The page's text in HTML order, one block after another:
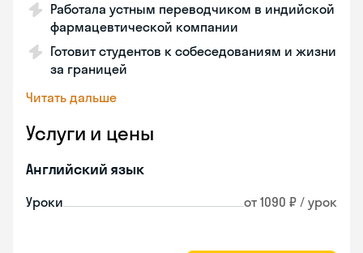
Работала устным переводчиком в индийской
фармацевтической компании
Готовит студентов к собеседованиям и жизни
за границей
Читать дальше
Услуги и цены
Английский язык
Уроки от 1090 ₽ / урок